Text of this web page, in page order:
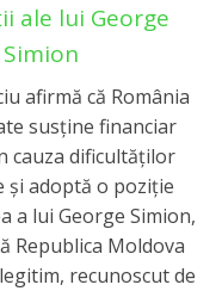
ale lui George
Simion
afirmă că România
susține financiar
cauza dificultăților
și adoptă o poziție
a lui George Simion,
Republica Moldova
recunoscut de